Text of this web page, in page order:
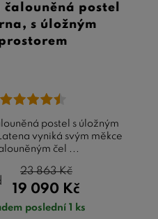
čalouněná postel
s úložným
postel s úložným
vyniká svým měkce
čel ...
19 090 Kč
23 863Kč
poslední 1 ks